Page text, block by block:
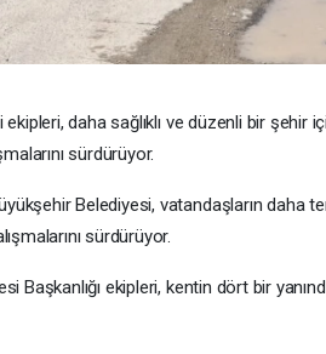
daha sağlıklı ve düzenli bir şehir
sürdürüyor.
Belediyesi, vatandaşların daha
sürdürüyor.
Başkanlığı ekipleri, kentin dört bir